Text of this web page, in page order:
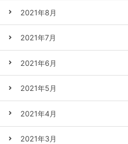
2021年8月
2021年7月
2021年6月
2021年5月
2021年4月
2021年3月